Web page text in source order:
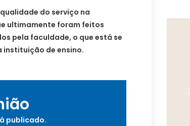
do serviço na
ultimamente foram feitos
pela faculdade, o que está se
de ensino.
publicado.